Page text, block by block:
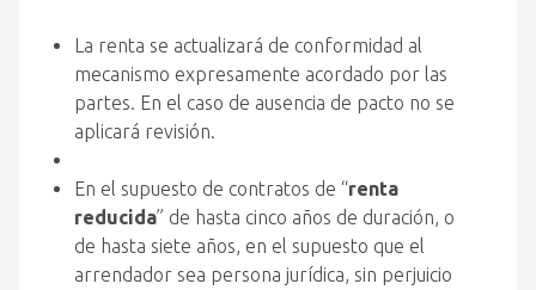
La renta se actualizará de conformidad al
mecanismo expresamente acordado por las
partes. En el caso de ausencia de pacto no se
aplicará revisión.
En el supuesto de contratos de “renta
reducida” de hasta cinco años de duración, o
de hasta siete años, en el supuesto que el
arrendador sea persona jurídica, sin perjuicio